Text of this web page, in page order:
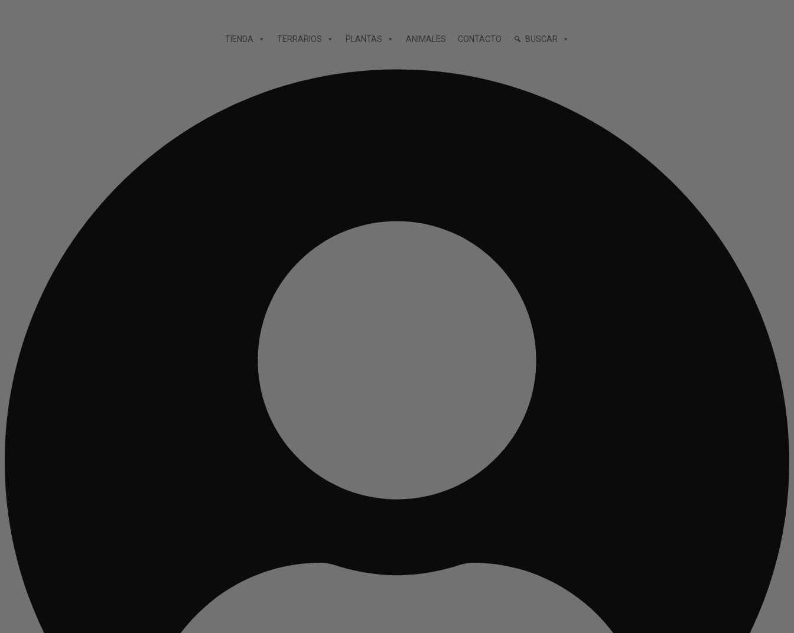
TIENDA TERRARIOS PLANTAS ANIMALES CONTACTO BUSCAR